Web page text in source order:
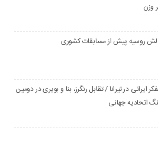
وزن
روسیه پیش از مسابقات کشوری
ایرانی در تیرانا / تقابل رنگرز، بنا و بویری در دومین
اتحادیه جهانی